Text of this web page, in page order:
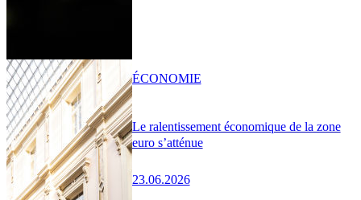
Le ralentissement économique de la zone
euro s’atténue
23.06.2026
ÉCONOMIE